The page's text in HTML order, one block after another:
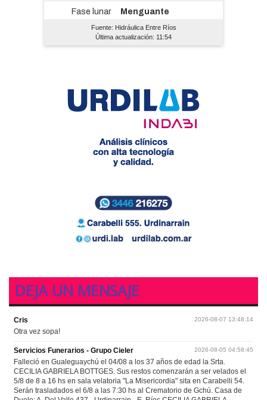
Fuente: Hidráulica Entre Ríos
Última actualización: 11:54
DEJA UN MENSAJE